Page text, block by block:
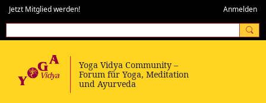
Jetzt Mitglied werden! Anmelden